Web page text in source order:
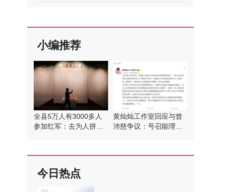
小编推荐
全县5万人有3000多人
参加红军：去为人拼个
黄灿灿工作室回应与曾
沛慈争议：号召能理智
今日热点